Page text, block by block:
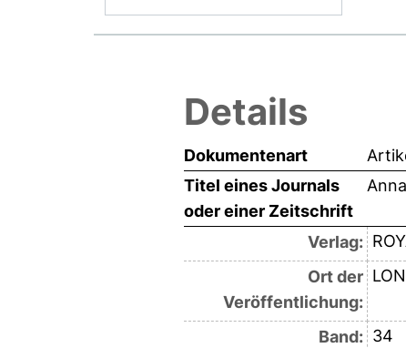
Details
Dokumentenart
Titel eines Journals
oder einer Zeitschrift
Verlag:
Ort der
Veröffentlichung:
Band: 34